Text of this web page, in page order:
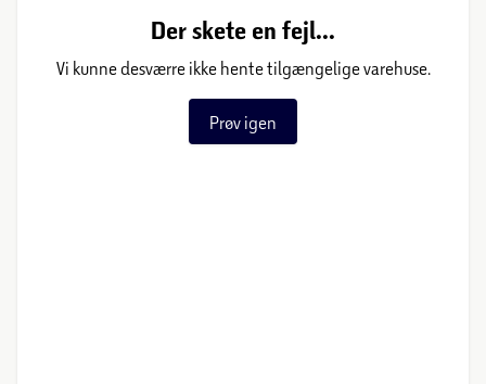
Der skete en fejl...
Vi kunne desværre ikke hente tilgængelige varehuse.
Prøv igen